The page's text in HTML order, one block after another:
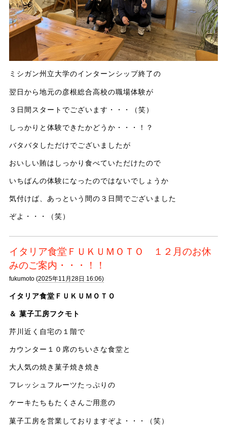
ミシガン州立大学のインターンシップ終了の
翌日から地元の彦根総合高校の職場体験が
３日間スタートでございます・・・（笑）
しっかりと体験できたかどうか・・・！？
バタバタしただけでございましたが
おいしい賄はしっかり食べていただけたので
いちばんの体験になったのではないでしょうか
気付けば、あっという間の３日間でございました
ぞよ・・・（笑）
イタリア食堂ＦＵＫＵＭＯＴＯ １２月のお休
みのご案内・・・！！
fukumoto (2025年11月28日 16:06)
イタリア食堂ＦＵＫＵＭＯＴＯ
＆ 菓子工房フクモト
芹川近く自宅の１階で
カウンター１０席のちいさな食堂と
大人気の焼き菓子焼き焼き
フレッシュフルーツたっぷりの
ケーキたちもたくさんご用意の
菓子工房を営業しておりますぞよ・・・（笑）